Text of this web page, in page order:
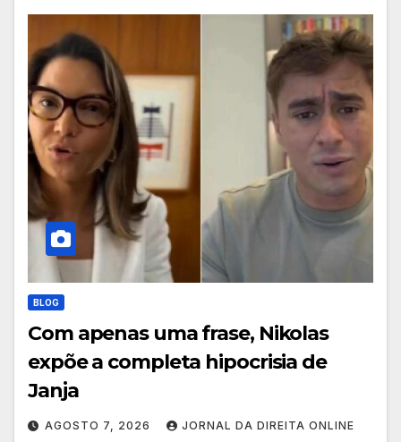
BLOG
Com apenas uma frase, Nikolas
expõe a completa hipocrisia de
Janja
AGOSTO 7, 2026 JORNAL DA DIREITA ONLINE